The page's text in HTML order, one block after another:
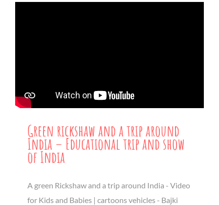
Green rickshaw and a trip around
India – Educational trip and show
of India
A green Rickshaw and a trip around India - Video
for Kids and Babies | cartoons vehicles - Bajki